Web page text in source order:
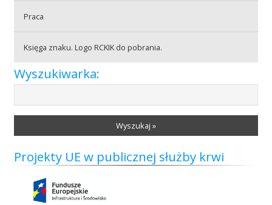
Praca
Praca
Księga znaku. Logo RCKIK do pobrania.
Wyszukiwarka:
Wyszukaj »
Projekty UE w publicznej służby krwi